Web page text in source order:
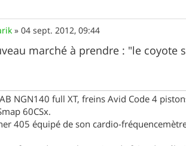
»04 sept. 2012, 09:44
marché à prendre : "le coyote
NGN140 full XT, freins Avid Code 4
60CSx.
405 équipé de son cardio-